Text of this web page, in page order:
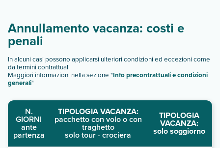
Annullamento vacanza: costi e
penali
In alcuni casi possono applicarsi ulteriori condizioni ed eccezioni come
da termini contrattuali
Maggiori informazioni nella sezione "Info precontrattuali e condizioni
generali"
N.
GIORNI
ante
partenza
TIPOLOGIA VACANZA:
pacchetto con volo o con
traghetto
solo tour - crociera
TIPOLOGIA
VACANZA:
solo soggiorno